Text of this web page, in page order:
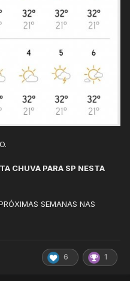
num período mais seco,
CHUVA PARA SP NESTA
SEMANAS NAS
6 1